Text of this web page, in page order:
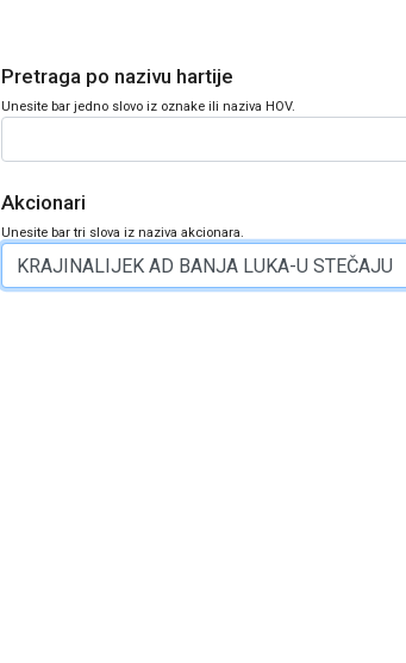
Pretraga po nazivu hartije
Unesite bar jedno slovo iz oznake ili naziva HOV.
Akcionari
Unesite bar tri slova iz naziva akcionara.